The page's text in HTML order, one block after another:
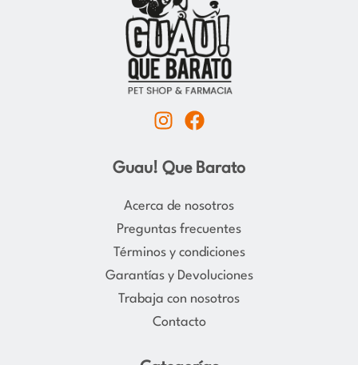
I
s
t
a
r
a
m
F
c
e
b
o
k
Guau! Que Barato
Acerca de nosotros
Preguntas frecuentes
Términos y condiciones
Garantías y Devoluciones
Trabaja con nosotros
Contacto